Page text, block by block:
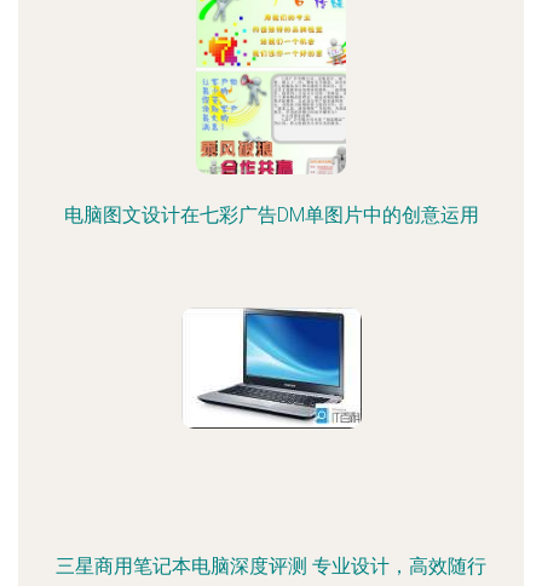
电脑图文设计在七彩广告DM单图片中的创意运用
三星商用笔记本电脑深度评测 专业设计，高效随行